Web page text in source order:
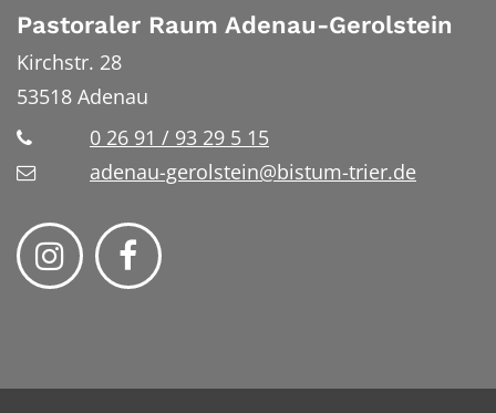
Pastoraler Raum Adenau-Gerolstein
Kirchstr. 28
53518 Adenau
0 26 91 / 93 29 5 15
adenau-gerolstein@bistum-trier.de